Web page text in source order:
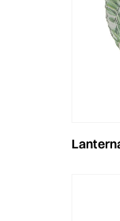
lanterna